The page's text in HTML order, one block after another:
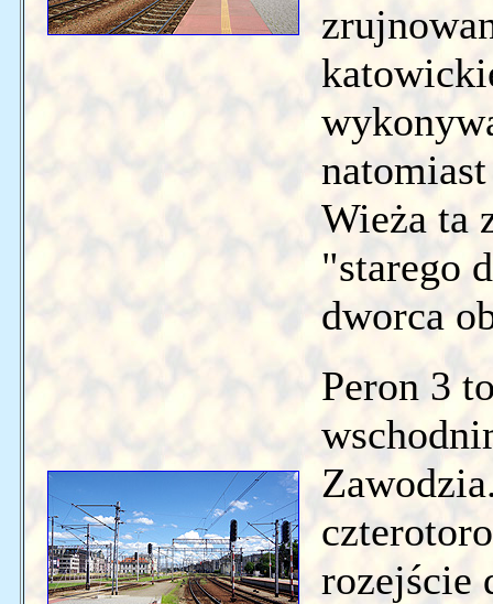
Wieża ta
"starego
dworca
Peron 3
rozejście